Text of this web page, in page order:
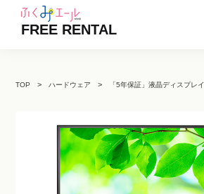
FREE RENTAL
TOP ハードウェア 「5年保証」液晶ディスプレイ